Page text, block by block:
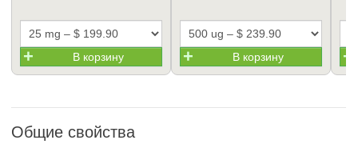
В корзину В корзину
Общие свойства